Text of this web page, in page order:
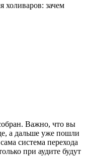
зачем
Важно, что вы
а дальше уже пошли
система перехода
при аудите будут